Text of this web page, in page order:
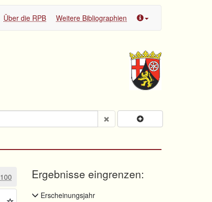
Über die RPB Weitere Bibliographien
100 Ergebnisse eingrenzen:
Erscheinungsjahr